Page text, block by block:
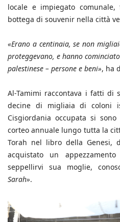
locale e impiegato comunale,
bottega di souvenir nella città
«Erano a centinaia, se non
proteggevano, e hanno
palestinese – persone e beni», ha
Al-Tamimi raccontava i fatti di
decine di migliaia di coloni
Cisgiordania occupata si
corteo annuale lungo tutta la
Torah nel libro della Genesi,
acquistato un
seppellirvi sua moglie,
Sarah».